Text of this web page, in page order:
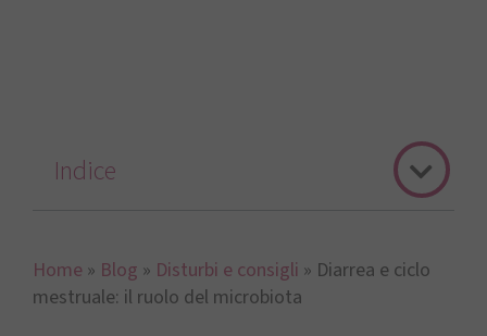
Home » Blog » Disturbi e consigli » Diarrea e ciclo
mestruale: il ruolo del microbiota
Indice